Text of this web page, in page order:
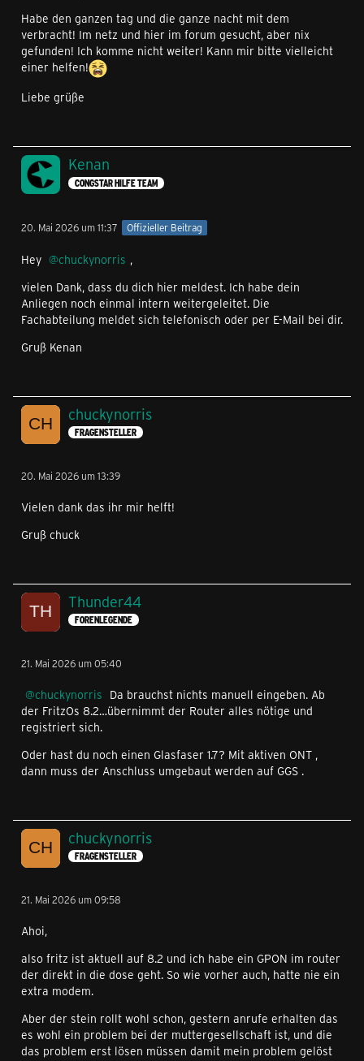
Habe den ganzen tag und die ganze nacht mit dem
verbracht! Im netz und hier im forum gesucht, aber nix
gefunden! Ich komme nicht weiter! Kann mir bitte vielleicht
einer helfen!
Liebe grüße
Kenan
CONGSTAR HILFE TEAM
20. Mai 2026 um 11:37 Offizieller Beitrag
Hey chuckynorris ,
vielen Dank, dass du dich hier meldest. Ich habe dein
Anliegen noch einmal intern weitergeleitet. Die
Fachabteilung meldet sich telefonisch oder per E-Mail bei dir.
Gruß Kenan
chuckynorris
FRAGENSTELLER
20. Mai 2026 um 13:39
Vielen dank das ihr mir helft!
Gruß chuck
Thunder44
FORENLEGENDE
21. Mai 2026 um 05:40
chuckynorris Da brauchst nichts manuell eingeben. Ab
der FritzOs 8.2…übernimmt der Router alles nötige und
registriert sich.
Oder hast du noch einen Glasfaser 1.7? Mit aktiven ONT ,
dann muss der Anschluss umgebaut werden auf GGS .
chuckynorris
FRAGENSTELLER
21. Mai 2026 um 09:58
Ahoi,
also fritz ist aktuell auf 8.2 und ich habe ein GPON im router
der direkt in die dose geht. So wie vorher auch, hatte nie ein
extra modem.
Aber der stein rollt wohl schon, gestern anrufe erhalten das
es wohl ein problem bei der muttergesellschaft ist, und die
das problem erst lösen müssen damit mein problem gelöst